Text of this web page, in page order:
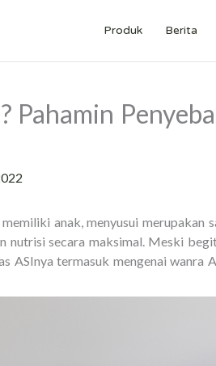
Produk Berita
Pahamin
anak, menyusui merupakan
nutrisi secara maksimal. Meski
ASInya termasuk mengenai wanra